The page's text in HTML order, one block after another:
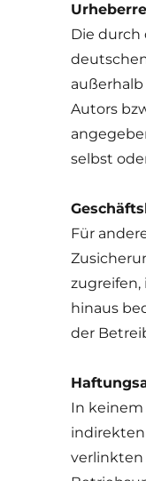
Die durch
Autors
selbst
Für
zugreifen,
hinaus
der
In
indirekten
verlinkten